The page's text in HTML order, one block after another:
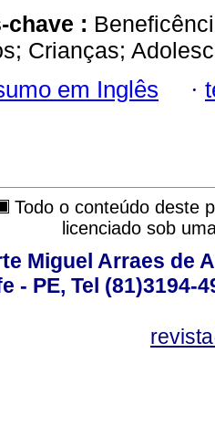
chave :
Crianças;
em Inglês ·
Todo o conteúdo deste
licenciado sob
Miguel Arraes de
- PE, Tel (81)3194-